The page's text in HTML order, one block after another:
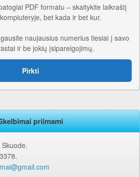
PDF formatu – skaitykite laikraštį
bet kada ir bet kur.
naujausius numerius tiesiai į savo
ir be jokių įsipareigojimų.
Pirkti
priimami
Skuode.